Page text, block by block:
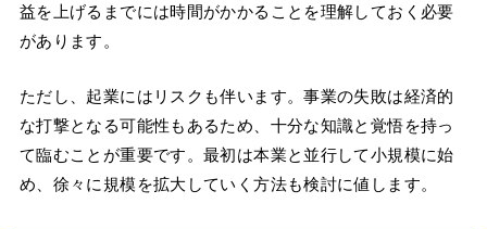
益を上げるまでには時間がかかることを理解しておく必要
があります。
ただし、起業にはリスクも伴います。事業の失敗は経済的
な打撃となる可能性もあるため、十分な知識と覚悟を持っ
て臨むことが重要です。最初は本業と並行して小規模に始
め、徐々に規模を拡大していく方法も検討に値します。